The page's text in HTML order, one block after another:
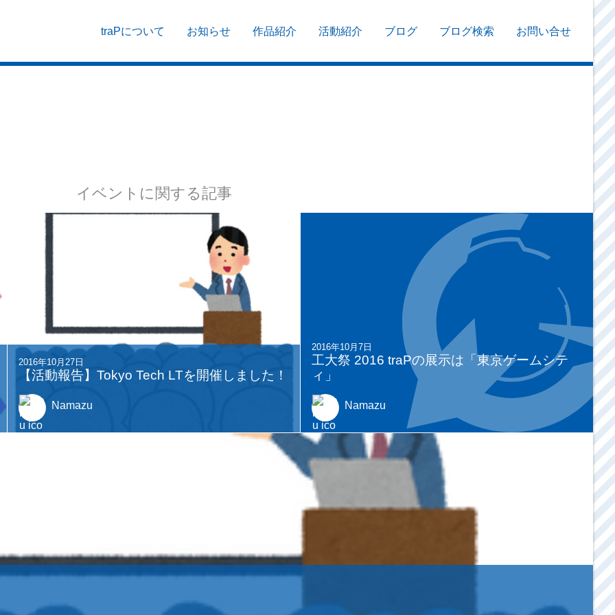
traPについて お知らせ 作品紹介 活動紹介 ブログ ブログ検索 お問い合せ
イベントに関する記事
2016年10月27日
【活動報告】Tokyo Tech LTを開催しました！
Namazu
2016年10月7日
工大祭 2016 traPの展示は「東京ゲームシテ
ィ」
Namazu